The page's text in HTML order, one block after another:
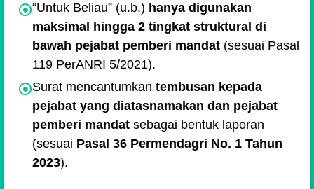
“Untuk Beliau” (u.b.) hanya digunakan
maksimal hingga 2 tingkat struktural di
bawah pejabat pemberi mandat (sesuai Pasal
119 PerANRI 5/2021).
Surat mencantumkantembusan kepada
pejabat yang diatasnamakan dan pejabat
pemberi mandat sebagai bentuk laporan
(sesuai Pasal 36 Permendagri No. 1 Tahun
2023).